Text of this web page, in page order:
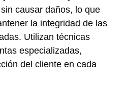
causar daños, lo que
la integridad de las
Utilizan técnicas
especializadas,
del cliente en cada